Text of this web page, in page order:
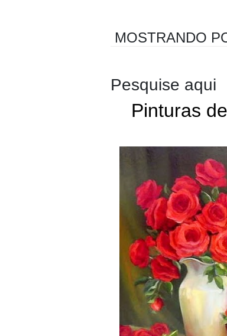
MOSTRANDO
Pesquise aqui
Pinturas
Flores